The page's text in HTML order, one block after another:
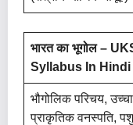
भारत का भूगोल –
Syllabus In Hindi
भौगोलिक परिचय,
प्राकृतिक वनस्पति,